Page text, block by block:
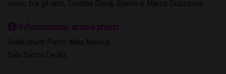
sono, tra gli altri, Cristina Donà, Dente e Marco Guazzone.
Informazioni, orari e prezzi
Auditorium Parco della Musica
Sala Santa Cecilia